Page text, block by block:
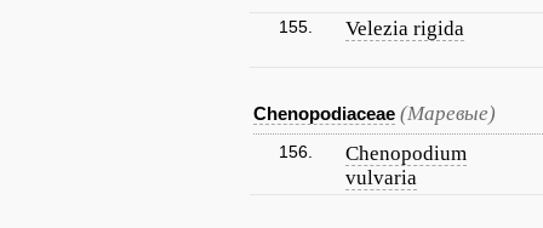
155. Velezia rigida
Chenopodiaceae (Маревые)
156.
Chenopodium
vulvaria